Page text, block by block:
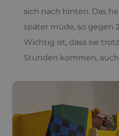
sich nach hinten. Das
später müde, so gegen
Wichtig ist, dass sie
Stunden kommen,